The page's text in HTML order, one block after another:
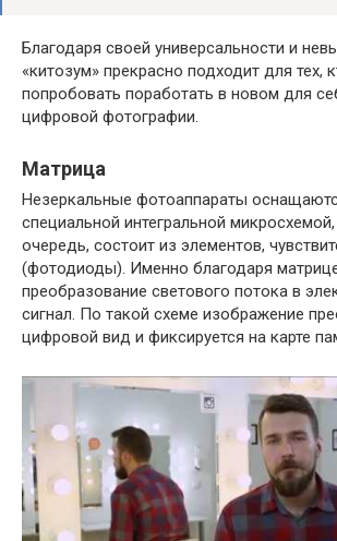
Благодаря своей универсальности и
«китозум» прекрасно подходит для тех,
попробовать поработать в новом для
цифровой фотографии.
Матрица
Незеркальные фотоаппараты
специальной интегральной
очередь, состоит из элементов,
(фотодиоды). Именно благодаря
преобразование светового потока в
сигнал. По такой схеме изображение
цифровой вид и фиксируется на карте